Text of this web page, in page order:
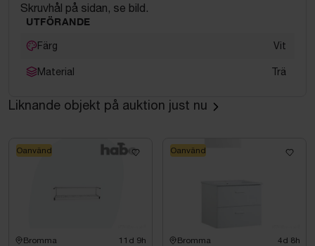
Skruvhål på sidan, se bild.
UTFÖRANDE
Färg Vit
Material Trä
Liknande objekt på auktion just nu
Bromma 11d 9h
Oanvänd
Bromma 4d 8h
Oanvänd